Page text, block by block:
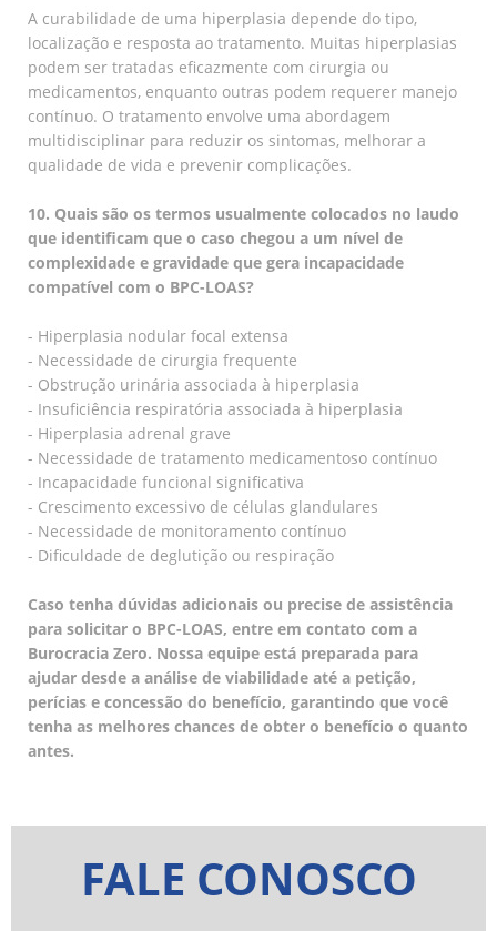
A curabilidade de uma hiperplasia depende do tipo,
localização e resposta ao tratamento. Muitas hiperplasias
podem ser tratadas eficazmente com cirurgia ou
medicamentos, enquanto outras podem requerer manejo
contínuo. O tratamento envolve uma abordagem
multidisciplinar para reduzir os sintomas, melhorar a
qualidade de vida e prevenir complicações.
10. Quais são os termos usualmente colocados no laudo
que identificam que o caso chegou a um nível de
complexidade e gravidade que gera incapacidade
compatível com o BPC-LOAS?
- Hiperplasia nodular focal extensa
- Necessidade de cirurgia frequente
- Obstrução urinária associada à hiperplasia
- Insuficiência respiratória associada à hiperplasia
- Hiperplasia adrenal grave
- Necessidade de tratamento medicamentoso contínuo
- Incapacidade funcional significativa
- Crescimento excessivo de células glandulares
- Necessidade de monitoramento contínuo
- Dificuldade de deglutição ou respiração
Caso tenha dúvidas adicionais ou precise de assistência
para solicitar o BPC-LOAS, entre em contato com a
Burocracia Zero. Nossa equipe está preparada para
ajudar desde a análise de viabilidade até a petição,
perícias e concessão do benefício, garantindo que você
tenha as melhores chances de obter o benefício o quanto
antes.
FALE CONOSCO